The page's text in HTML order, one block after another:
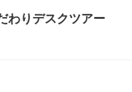
わりデスクツアー